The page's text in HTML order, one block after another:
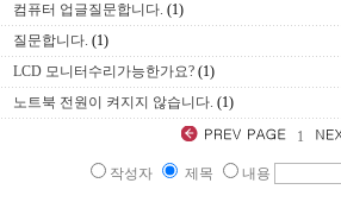
컴퓨터 업글질문합니다. (1)
질문합니다. (1)
LCD 모니터수리가능한가요? (1)
노트북 전원이 켜지지 않습니다. (1)
1
작성자 제목 내용